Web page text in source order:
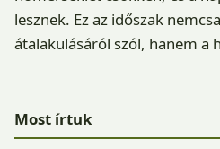
lesznek. Ez az időszak
átalakulásáról szól, hanem a
Most írtuk